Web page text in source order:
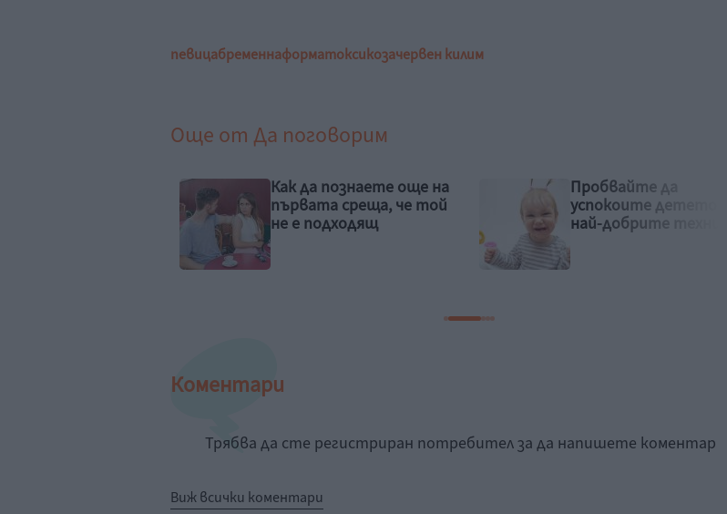
певицабременнаформатоксикозачервен килим
Още от Да поговорим
Пробвайте да
успокоите детето с
най-добрите техники
Тези 6 изречения
показват, че човекът
мисли преди всичко за
Коментари
Трябва да сте регистриран потребител за да напишете коментар
Виж всички коментари